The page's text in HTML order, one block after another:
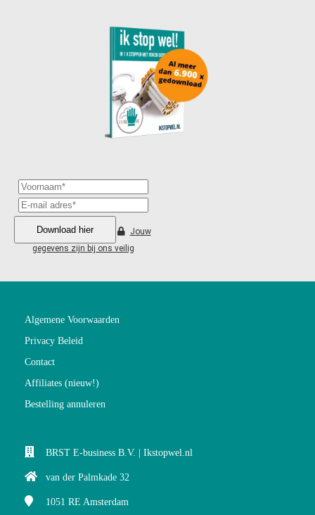
Download hier
Jouw
gegevens zijn bij ons veilig
Algemene Voorwaarden
Privacy Beleid
Contact
Affiliates (nieuw!)
Bestelling annuleren
BRST E-business B.V. | Ikstopwel.nl
van der Palmkade 32
1051 RE Amsterdam